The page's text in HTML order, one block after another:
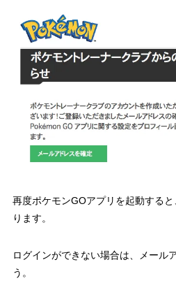
再度ポケモンGOアプリを起動する
ります。
ログインができない場合は、メール
う。